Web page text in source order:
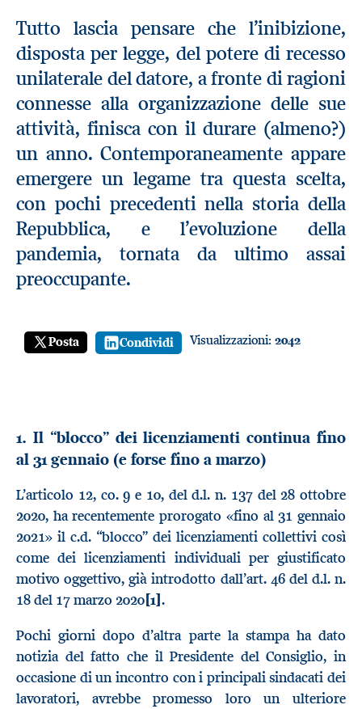
Tutto lascia pensare che l’inibizione,
disposta per legge, del potere di recesso
unilaterale del datore, a fronte di ragioni
connesse alla organizzazione delle sue
attività, finisca con il durare (almeno?)
un anno. Contemporaneamente appare
emergere un legame tra questa scelta,
con pochi precedenti nella storia della
Repubblica, e l’evoluzione della
pandemia, tornata da ultimo assai
preoccupante.
Posta Condividi Visualizzazioni: 2042
1. Il “blocco” dei licenziamenti continua fino
al 31 gennaio (e forse fino a marzo)
L’articolo 12, co. 9 e 10, del d.l. n. 137 del 28 ottobre
2020, ha recentemente prorogato «fino al 31 gennaio
2021» il c.d. “blocco” dei licenziamenti collettivi così
come dei licenziamenti individuali per giustificato
motivo oggettivo, già introdotto dall’art. 46 del d.l. n.
18 del 17 marzo 2020[1].
Pochi giorni dopo d’altra parte la stampa ha dato
notizia del fatto che il Presidente del Consiglio, in
occasione di un incontro con i principali sindacati dei
lavoratori, avrebbe promesso loro un ulteriore